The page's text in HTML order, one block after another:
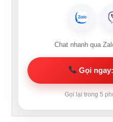
Chat nhanh qua
Gọi
Gọi lại trong 5